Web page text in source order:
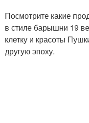
Посмотрите какие
в стиле барышни 19
клетку и красоты
другую эпоху.